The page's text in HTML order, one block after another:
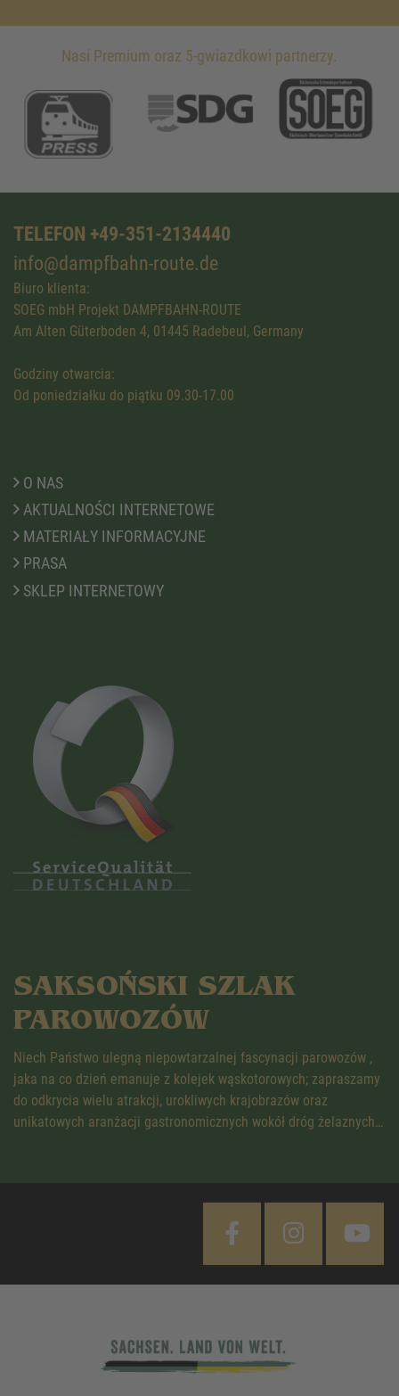
Nasi Premium oraz 5-gwiazdkowi partnerzy.
TELEFON +49-351-2134440
info@dampfbahn-route.de
Biuro klienta:
SOEG mbH Projekt DAMPFBAHN-ROUTE
Am Alten Güterboden 4, 01445 Radebeul, Germany
Godziny otwarcia:
Od poniedziałku do piątku 09.30-17.00
O NAS
AKTUALNOŚCI INTERNETOWE
MATERIAŁY INFORMACYJNE
PRASA
SKLEP INTERNETOWY
SAKSOŃSKI SZLAK
PAROWOZÓW
Niech Państwo ulegną niepowtarzalnej fascynacji parowozów ,
jaka na co dzień emanuje z kolejek wąskotorowych; zapraszamy
do odkrycia wielu atrakcji, urokliwych krajobrazów oraz
unikatowych aranżacji gastronomicznych wokół dróg żelaznych…